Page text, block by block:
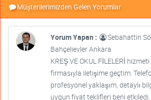
Müşterilerimizden Gelen Yorumlar
Yorum Yapan :
Sebahattin
Bahçelievler Ankara
KREŞ VE OKUL FİLELERİ
firmasıyla iletişime geçtim.
profesyonel yaklaşım, detaylı
uygun fiyat teklifleri beni